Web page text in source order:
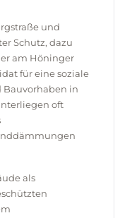
und
Schutz, dazu
am Höninger
für eine soziale
Bauvorhaben in
oft
als